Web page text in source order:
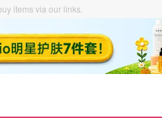
items via our links.